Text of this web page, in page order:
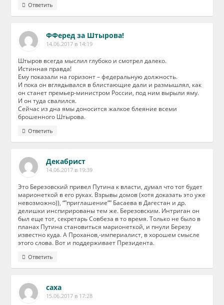
Ответить
ФФеред за Штырова!
14.06.2017 в 14:19
Штыров всегда мыслил глубоко и смотрел далеко.
Истинная правда!
Ему показали на горизонт – федеральную должность.
И пока он вглядывался в блистающие дали и размышлял, как
он станет премьер-министром России, под ним вырыли яму.
И он туда свалился.
Сейчас из дна ямы доносится жалкое блеяние всеми
брошенного Штырова.
Ответить
Декабрист
14.06.2017 в 19:39
Это Березовский привел Путина к власти, думал что тот будет
марионеткой в его руках. Взрывы домов (хотя доказать это уже
невозможно)), “”приглашение”” Басаева в Дагестан и др.
делишки инспирированы тем же. Березовским. Интриган он
был еще тот, секретарь Совбеза в то время. Только не было в
планах Путина становиться марионеткой, и пнули Березу
известно куда. А Проханов,-империалист, в хорошем cмысле
этого слова. Вот и поддерживает Президента.
Ответить
саха
15.06.2017 в 17:28